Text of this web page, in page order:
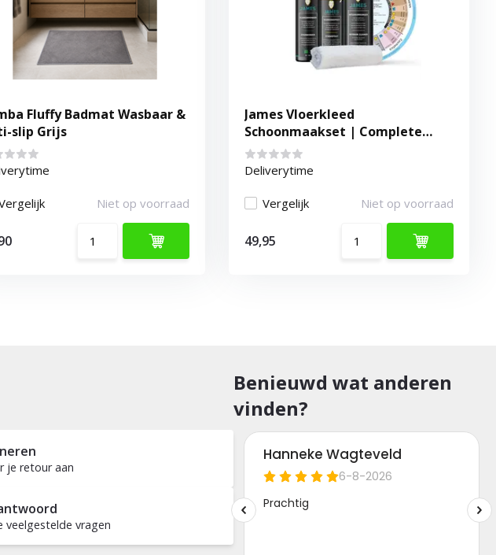
Fluffy Badmat Wasbaar &
slip Grijs
Niet op voorraad
James Vloerkleed
Schoonmaakset | Complete
Reinigingsset voor Tapijt
Deliverytime
Vergelijk Niet op voorraad
49,95
je retour aan
veelgestelde vragen
Benieuwd wat anderen
vinden?